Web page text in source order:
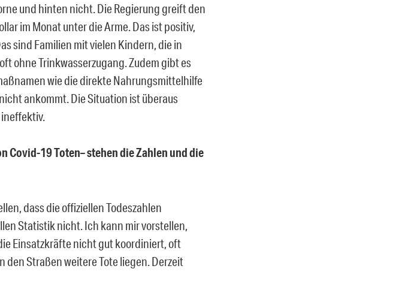
und hinten nicht. Die Regierung greift den
im Monat unter die Arme. Das ist positiv,
sind Familien mit vielen Kindern, die in
ohne Trinkwasserzugang. Zudem gibt es
wie die direkte Nahrungsmittelhilfe
ankommt. Die Situation ist überaus
Covid-19 Toten– stehen die Zahlen und die
dass die offiziellen Todeszahlen
Statistik nicht. Ich kann mir vorstellen,
Einsatzkräfte nicht gut koordiniert, oft
den Straßen weitere Tote liegen. Derzeit